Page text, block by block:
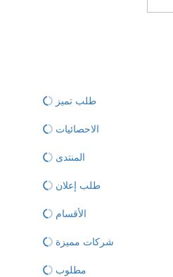
طلب تميز
الاحصائيات
المنتدى
طلب إعلان
الأقسام
شركات مميزة
مطلوب